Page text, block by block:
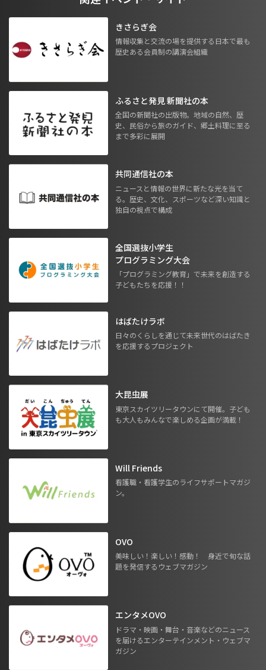
きさらぎ会
情報収集と交流の場を提供する日本で最も
歴史ある会員制の講演会組織
ふるさと発見 新聞社の本
全国の新聞社の出版物。地域の自然、歴
史、民俗から旅のガイド、郷土料理に至る
まで多彩に展開
共同通信社の本
ニュースと情報の世界に新たな光を当て
る。歴史、文化、スポーツなど深い知識と
独自の視点で構成
全国選抜小学生
プログラミング大会
「プログラミング教育」で未来を創造する
子どもたちを応援！！
はばたけラボ
日々のくらしを通じて未来世代のはばたき
を応援するプロジェクト
大昆虫展
東京スカイツリータウンにて開催。子ども
も大人もみんなで楽しめる企画が満載！
Will Friends
看護職・看護学生のライフサポートマガジ
ン。
OVO
美味しい！楽しい！感動！ 身近で旬な話
題を発信するウェブマガジン
エンタメOVO
ドラマ・映画・舞台・音楽などのニュース
を届けるエンターテインメント・ウェブマ
ガジン